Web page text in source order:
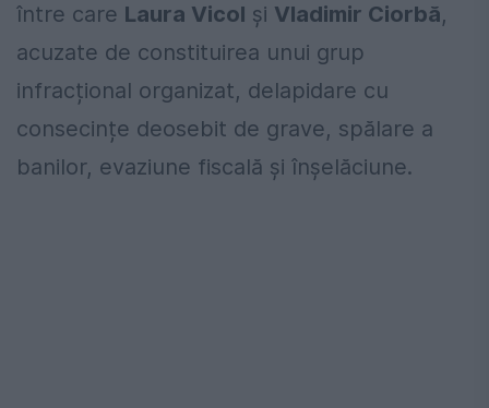
între care Laura Vicol și Vladimir Ciorbă,
acuzate de constituirea unui grup
infracțional organizat, delapidare cu
consecințe deosebit de grave, spălare a
banilor, evaziune fiscală și înșelăciune.